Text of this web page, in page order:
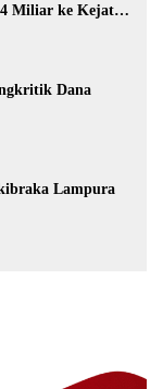
Miliar ke Kejati
Dana
Lampura